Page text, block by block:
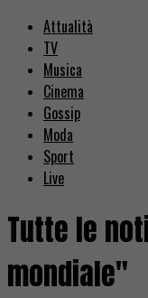
Attualità
TV
Musica
Cinema
Gossip
Moda
Sport
Live
Tutte le
mondiale"